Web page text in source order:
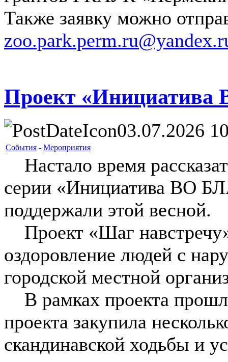
Также заявку можно
Проект
03.07.2026
События - Мероприятия
Настало время
серии «Инициатива ВО
поддержали этой весной.
Проект «Шаг
оздоровление людей с
городской местной
В рамках проекта
проекта закупила
скандинавской ходьбы и